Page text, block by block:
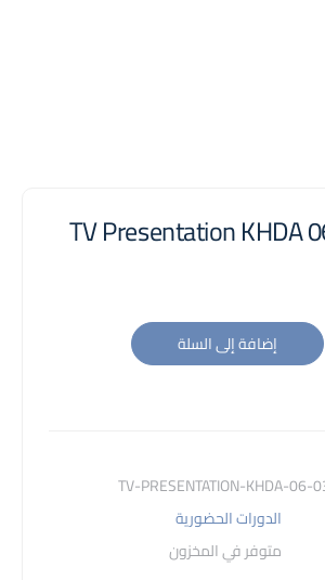
TV Presentation KHDA
إضافة إلى السلة
الدورات الحضورية
متوفر في المخزون